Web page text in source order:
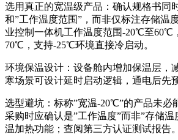
选用真正的宽温级产品：确认规格书同
和”工作温度范围”，而非仅标注存储温
业控制一体机工作温度范围-20℃至60℃
70℃，支持-25℃环境直接冷启动。
环境保温设计：设备舱内增加保温层，
寒场景可设计延时启动逻辑，通电后先
选型避坑：标称”宽温-20℃”的产品未必
采购时应确认是”工作温度”而非”存储
温加热功能；查阅第三方认证测试报告。